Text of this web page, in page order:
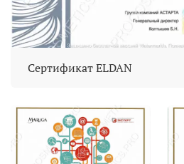
Сертификат ELDAN